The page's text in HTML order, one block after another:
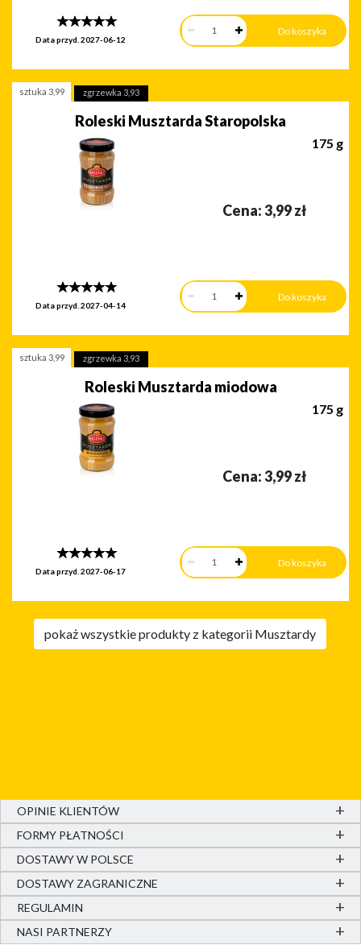
Data przyd. 2027-06-12
sztuka 3,99 zgrzewka 3,93
Roleski Musztarda Staropolska
175 g
Cena:3,99 zł
Data przyd. 2027-04-14
sztuka 3,99 zgrzewka 3,93
Roleski Musztarda miodowa
175 g
Cena:3,99 zł
Data przyd. 2027-06-17
pokaż wszystkie produkty z kategorii Musztardy
OPINIE KLIENTÓW
FORMY PŁATNOŚCI
DOSTAWY W POLSCE
DOSTAWY ZAGRANICZNE
REGULAMIN
NASI PARTNERZY